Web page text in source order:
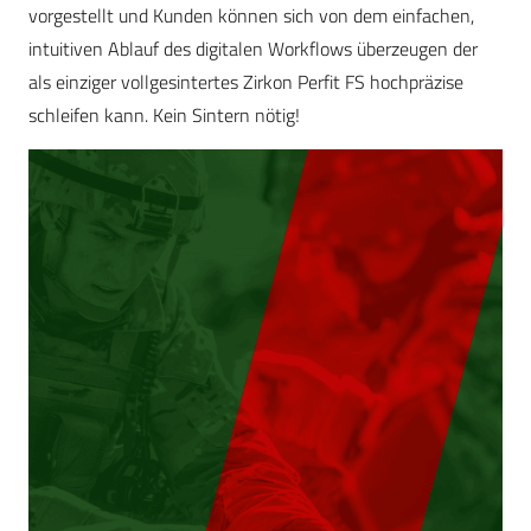
vorgestellt und Kunden können sich von dem einfachen,
intuitiven Ablauf des digitalen Workflows überzeugen der
als einziger vollgesintertes Zirkon Perfit FS hochpräzise
schleifen kann. Kein Sintern nötig!